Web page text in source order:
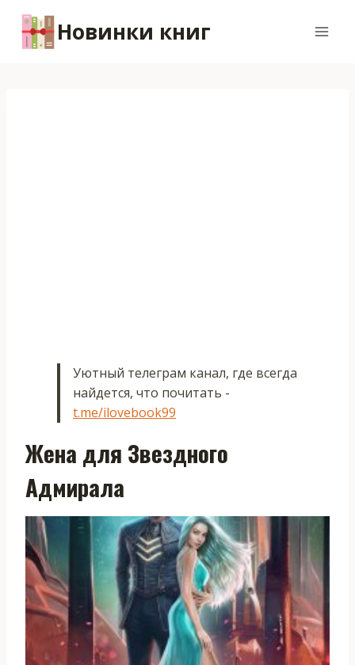
содержимому
Новинки книг
Уютный телеграм канал, где всегда
найдется, что почитать -
t.me/ilovebook99
Жена для Звездного
Адмирала